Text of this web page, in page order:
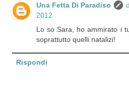
Una Fetta Di Paradiso
2012
Lo so Sara, ho ammirato i
soprattutto quelli natalizi!
Rispondi